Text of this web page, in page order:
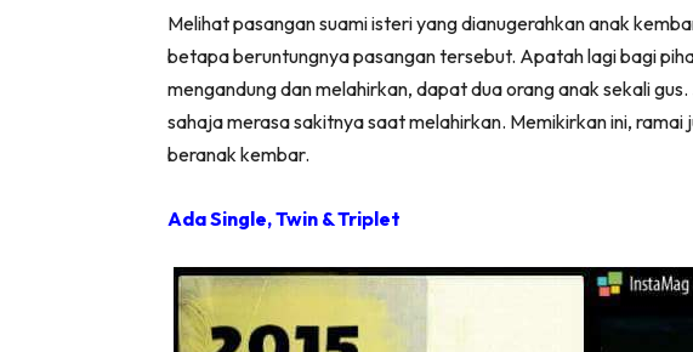
Melihat pasangan suami isteri yang dianugerahkan anak
betapa beruntungnya pasangan tersebut. Apatah lagi bagi
mengandung dan melahirkan, dapat dua orang anak sekali
sahaja merasa sakitnya saat melahirkan. Memikirkan ini,
beranak kembar.
Ada Single, Twin & Triplet